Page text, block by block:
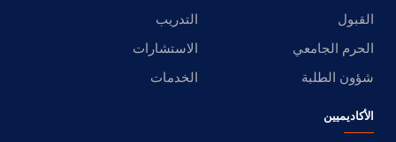
القبول
التدريب
الحرم الجامعي
الاستشارات
شؤون الطلبة
الخدمات
الأكاديميين